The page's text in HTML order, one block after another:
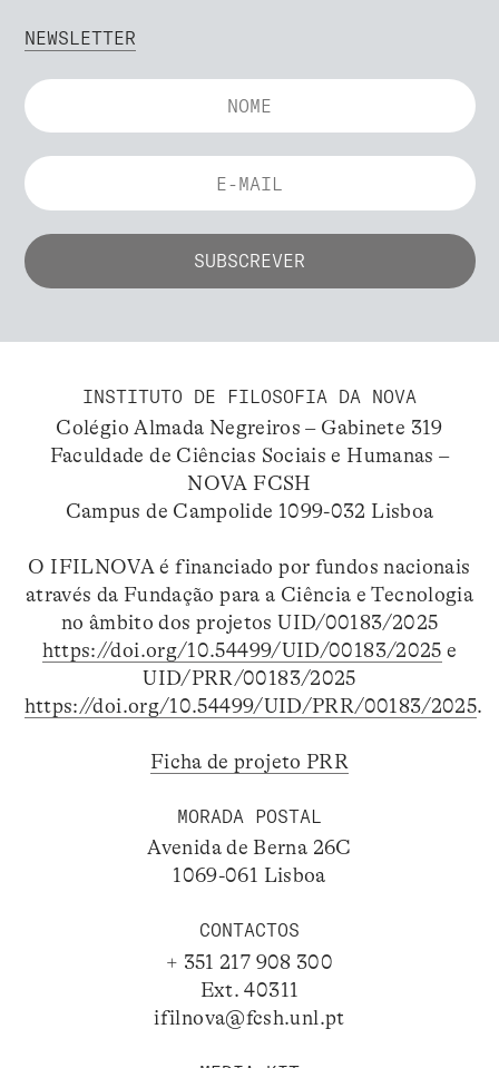
NEWSLETTER
INSTITUTO DE FILOSOFIA DA NOVA
Colégio Almada Negreiros – Gabinete 319
Faculdade de Ciências Sociais e Humanas –
NOVA FCSH
Campus de Campolide 1099-032 Lisboa
O IFILNOVA é financiado por fundos nacionais
através da Fundação para a Ciência e Tecnologia
no âmbito dos projetos UID/00183/2025
https://doi.org/10.54499/UID/00183/2025 e
UID/PRR/00183/2025
https://doi.org/10.54499/UID/PRR/00183/2025.
Ficha de projeto PRR
MORADA POSTAL
Avenida de Berna 26C
1069-061 Lisboa
CONTACTOS
+ 351 217 908 300
Ext. 40311
ifilnova@fcsh.unl.pt